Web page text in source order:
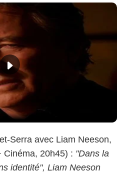
Serra avec Liam Neeson,
Cinéma, 20h45) : "Dans la
identité", Liam Neeson